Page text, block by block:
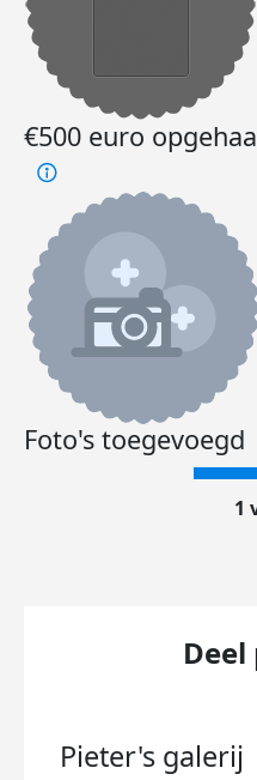
€500 euro
Foto's toegevoegd
1
Pieter's galerij